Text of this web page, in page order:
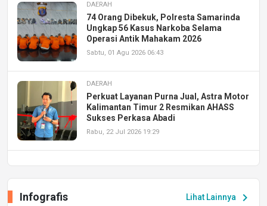
DAERAH
74 Orang Dibekuk, Polresta Samarinda
Ungkap 56 Kasus Narkoba Selama
Operasi Antik Mahakam 2026
Sabtu, 01 Agu 2026 06:43
DAERAH
Perkuat Layanan Purna Jual, Astra Motor
Kalimantan Timur 2 Resmikan AHASS
Sukses Perkasa Abadi
Rabu, 22 Jul 2026 19:29
Peluang Kerja dan MagangLihat Lainnya chevron_right
Infografis